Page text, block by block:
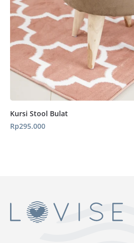
Kursi Stool Bulat
Rp295.000